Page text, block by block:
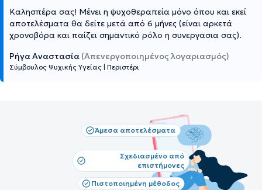
Καλησπέρα σας! Μένει η ψυχοθεραπεία μόνο όπου και εκεί
αποτελέσματα θα δείτε μετά από 6 μήνες (είναι αρκετά
χρονοβόρα και παίζει σημαντικό ρόλο η συνεργασια σας).
Ρήγα Αναστασία (Απενεργοποιημένος λογαριασμός)
Σύμβουλος Ψυχικής Υγείας Περιστέρι
Άμεσα αποτελέσματα
Σχεδιασμένο από
επιστήμονες
Πιστοποιημένη μέθοδος